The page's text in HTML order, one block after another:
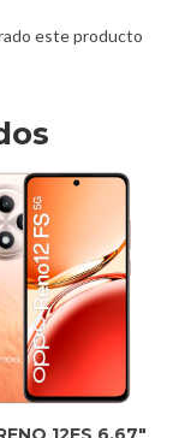
este producto